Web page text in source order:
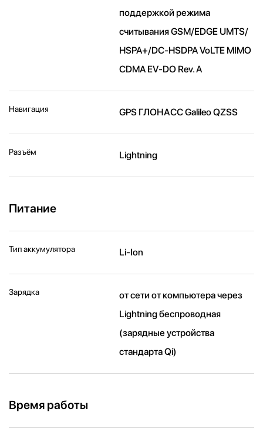
поддержкой режима
считывания GSM/EDGE UMTS/​
HSPA+/​DC-HSDPA VoLTE MIMO
CDMA EV-DO Rev. A
Навигация GPS ГЛОНАСС Galileo QZSS
Разъём Lightning
Питание
Тип аккумулятора Li-Ion
Зарядка
от сети от компьютера через
Lightning беспроводная
(зарядные устройства
стандарта Qi)
Время работы